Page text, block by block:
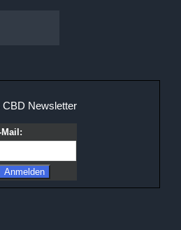
CBD Newsletter
Mail: